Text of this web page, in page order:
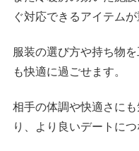
ぐ対応できるアイテムが
服装の選び方や持ち物
も快適に過ごせます。
相手の体調や快適さに
り、より良いデートにつ